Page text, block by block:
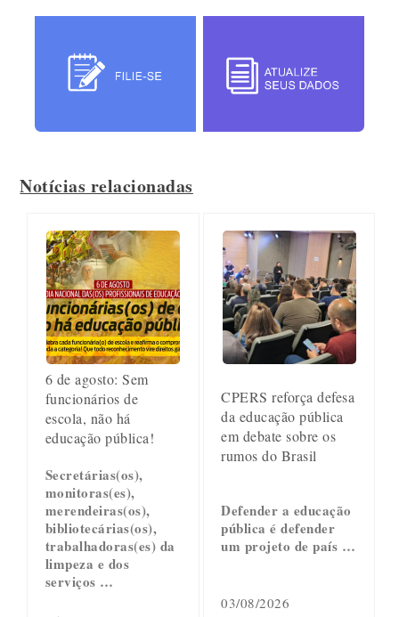
Notícias relacionadas
6 de agosto: Sem
funcionários de
escola, não há
educação pública!
Secretárias(os),
monitoras(es),
merendeiras(os),
bibliotecárias(os),
trabalhadoras(es) da
limpeza e dos
serviços …
CPERS reforça defesa
da educação pública
em debate sobre os
rumos do Brasil
Defender a educação
pública é defender
um projeto de país …
03/08/2026